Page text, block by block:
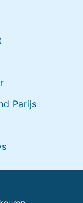
Parijs